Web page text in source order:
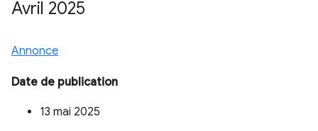
Avril 2025
Annonce
Date de publication
13 mai 2025